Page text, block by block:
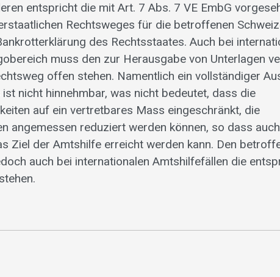
entspricht die mit Art. 7 Abs. 7 VE EmbG
Rechtsweges für die betroffenen
des Rechtsstaates. Auch bei
muss den zur Herausgabe von Unterlagen
offen stehen. Namentlich ein vollständiger
nicht hinnehmbar, was nicht bedeutet, dass die
auf ein vertretbares Mass eingeschränkt, die
angemessen reduziert werden können, so dass
Ziel der Amtshilfe erreicht werden kann. Den
auch bei internationalen Amtshilfefällen die